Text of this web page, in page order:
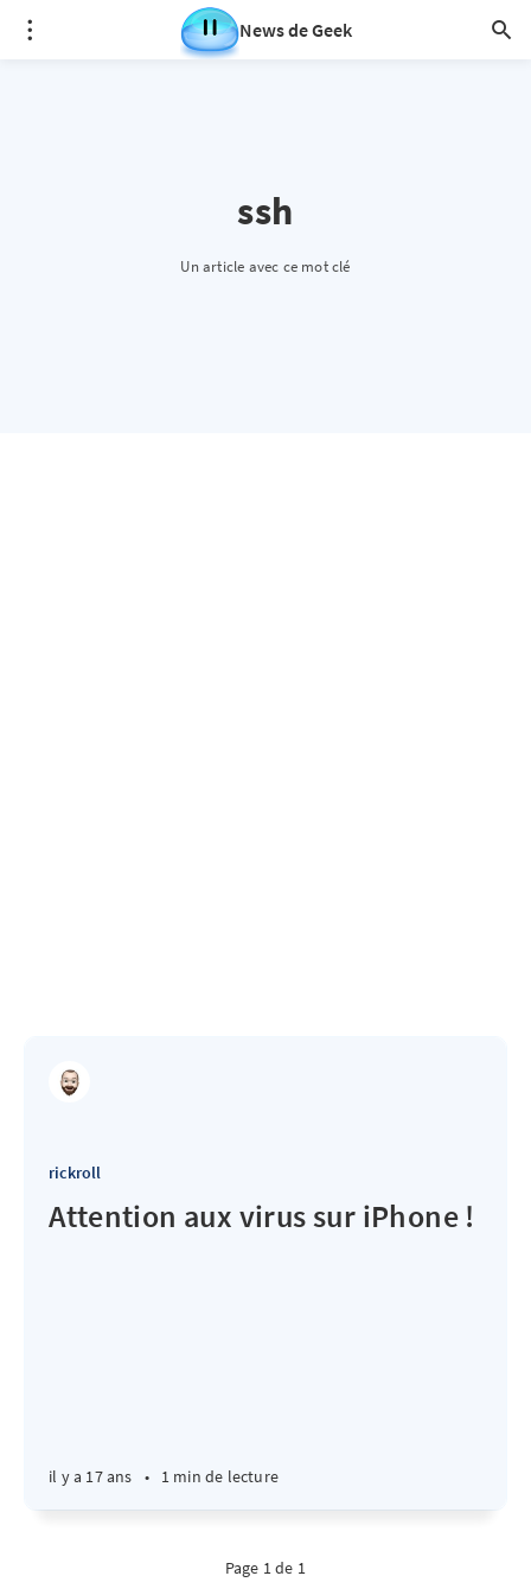
News de Geek
ssh
Un article avec ce mot clé
rickroll
Attention aux virus sur iPhone !
il y a 17 ans • 1 min de lecture
Page 1 de 1